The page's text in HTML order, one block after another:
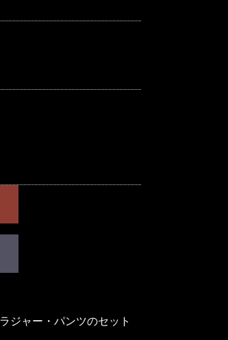
ジャー・パンツのセット